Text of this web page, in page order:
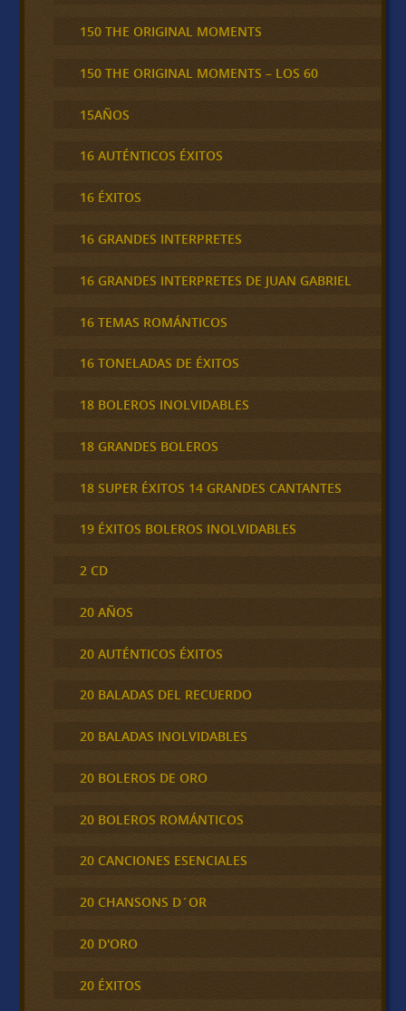
150 THE ORIGINAL MOMENTS
150 THE ORIGINAL MOMENTS – LOS 60
15AÑOS
16 AUTÉNTICOS ÉXITOS
16 ÉXITOS
16 GRANDES INTERPRETES
16 GRANDES INTERPRETES DE JUAN GABRIEL
16 TEMAS ROMÁNTICOS
16 TONELADAS DE ÉXITOS
18 BOLEROS INOLVIDABLES
18 GRANDES BOLEROS
18 SUPER ÉXITOS 14 GRANDES CANTANTES
19 ÉXITOS BOLEROS INOLVIDABLES
2 CD
20 AÑOS
20 AUTÉNTICOS ÉXITOS
20 BALADAS DEL RECUERDO
20 BALADAS INOLVIDABLES
20 BOLEROS DE ORO
20 BOLEROS ROMÁNTICOS
20 CANCIONES ESENCIALES
20 CHANSONS D´OR
20 D'ORO
20 ÉXITOS